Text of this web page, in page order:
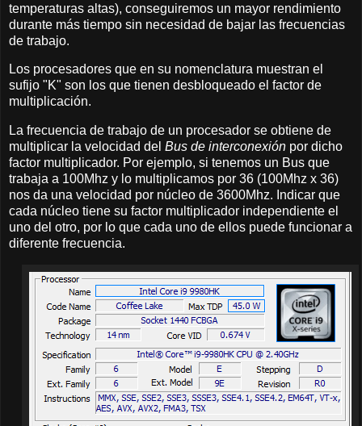
temperaturas altas), conseguiremos un mayor rendimiento
durante más tiempo sin necesidad de bajar las frecuencias
de trabajo.
Los procesadores que en su nomenclatura muestran el
sufijo "K" son los que tienen desbloqueado el factor de
multiplicación.
La frecuencia de trabajo de un procesador se obtiene de
multiplicar la velocidad del Bus de interconexión por dicho
factor multiplicador. Por ejemplo, si tenemos un Bus que
trabaja a 100Mhz y lo multiplicamos por 36 (100Mhz x 36)
nos da una velocidad por núcleo de 3600Mhz. Indicar que
cada núcleo tiene su factor multiplicador independiente el
uno del otro, por lo que cada uno de ellos puede funcionar a
diferente frecuencia.